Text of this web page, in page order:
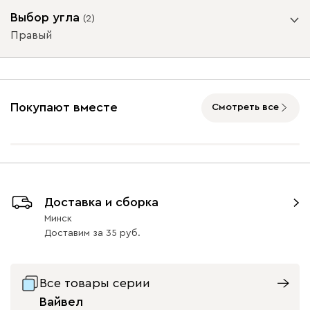
Ультра
020
Выбор угла (2)
Правый
Покупают вместе Смотреть все
Доставка и сборка
Минск
Доставим за 35
Все товары серии
Вайвел